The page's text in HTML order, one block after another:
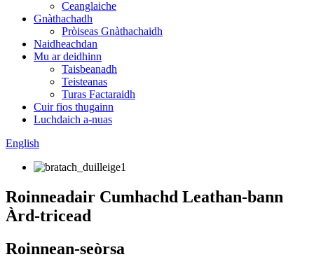
Ceanglaiche
Gnàthachadh
Pròiseas Gnàthachaidh
Naidheachdan
Mu ar deidhinn
Taisbeanadh
Teisteanas
Turas Factaraidh
Cuir fios thugainn
Luchdaich a-nuas
English
Roinneadair Cumhachd Leathan-bann
Àrd-tricead
Roinnean-seòrsa